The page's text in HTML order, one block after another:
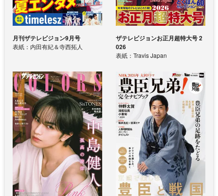
月刊ザテレビジョン9月号
表紙：内田有紀＆寺西拓人
ザテレビジョンお正月超特大号 2
026
表紙：Travis Japan